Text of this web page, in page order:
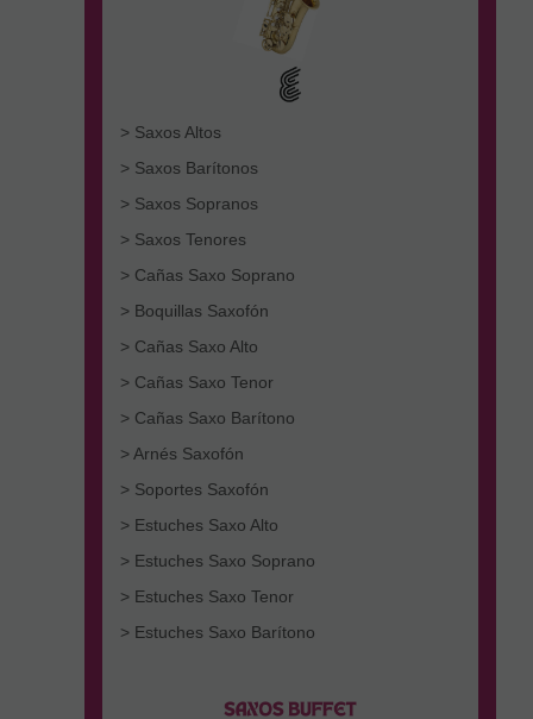
> Saxos Altos
> Saxos Barítonos
> Saxos Sopranos
> Saxos Tenores
> Cañas Saxo Soprano
> Boquillas Saxofón
> Cañas Saxo Alto
> Cañas Saxo Tenor
> Cañas Saxo Barítono
> Arnés Saxofón
> Soportes Saxofón
> Estuches Saxo Alto
> Estuches Saxo Soprano
> Estuches Saxo Tenor
> Estuches Saxo Barítono